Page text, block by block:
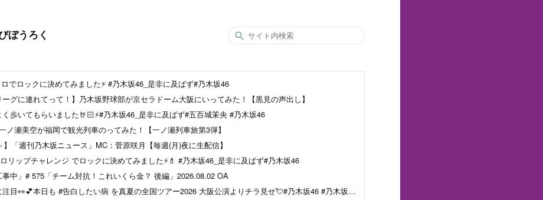
ぼうろく
でロックに決めてみました⚡️ #乃木坂46_是非に及ばず#乃木坂46
ーグに連れてって！】乃木坂野球部が京セラドーム大阪にいってみた！【黒見の声出し】
歩いてもらいました🤘🏻⚡️#乃木坂46_是非に及ばず#五百城茉央 #乃木坂46
ノ瀬美空が福岡で観光列車のってみた！【一ノ瀬列車旅第3弾】
】「週刊乃木坂ニュース」MC：菅原咲月【毎週(月)夜に生配信】
リップチャレンジ でロックに決めてみました⚡️💄 #乃木坂46_是非に及ばず#乃木坂46
事中」# 575「チーム対抗！これいくら金？ 後編」2026.08.02 OA
最後のみーきゅんに注目👀💕本日も #告白したい病 を真夏の全国ツアー2026 大阪公演よりチラ見せ💘#乃木坂46 #乃木坂46_告白したい病